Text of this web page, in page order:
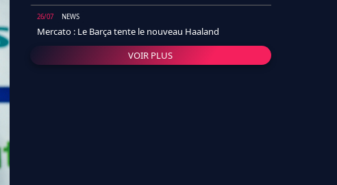
26/07 NEWS
Mercato : Le Barça tente le nouveau Haaland
VOIR PLUS